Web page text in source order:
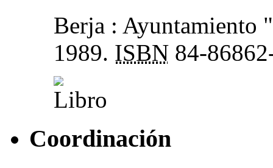
Berja : Ayuntamiento
1989. ISBN 84-
Coordinación